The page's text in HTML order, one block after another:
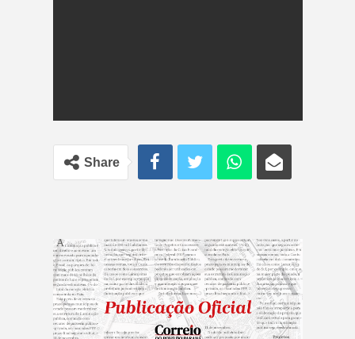
Share